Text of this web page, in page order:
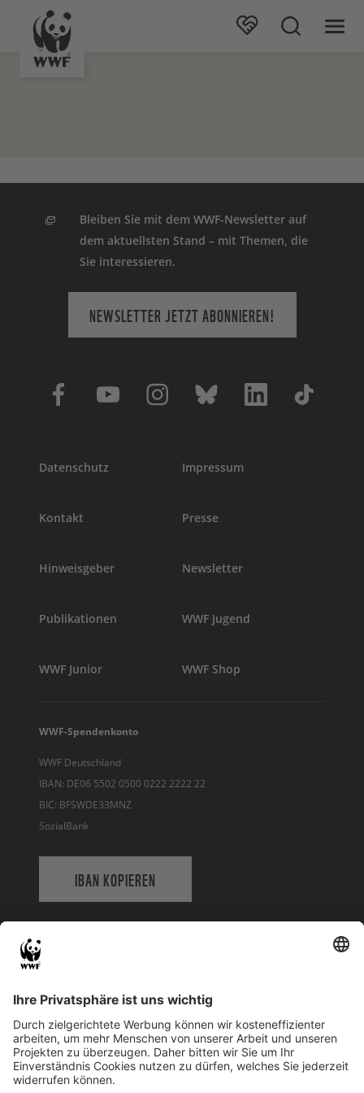
Bleiben Sie mit dem WWF-Newsletter auf
dem aktuellsten Stand – mit Themen, die
Sie interessieren.
NEWSLETTER JETZT ABONNIEREN!
Datenschutz Impressum
Kontakt Presse
Hinweisgeber Newsletter
Publikationen WWF Jugend
WWF Junior WWF Shop
WWF-Spendenkonto
WWF Deutschland
IBAN: DE06 5502 0500 0222 2222 22
BIC: BFSWDE33MNZ
SozialBank
IBAN KOPIEREN
WWF Deutschland
Reinhardtstr. 18
10117 Berlin
Tel.: 030-311 777 700
Ihre Spende kann steuerlich geltend gemacht werden